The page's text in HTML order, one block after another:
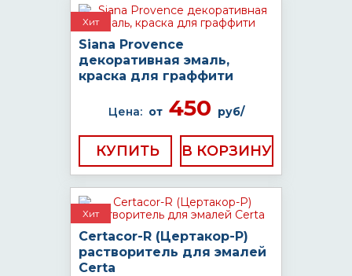
Хит
Siana Provence
декоративная эмаль,
краска для граффити
Цена: от450 руб/
КУПИТЬ
Хит
Certacor-R (Цертакор-Р)
растворитель для эмалей
Certa